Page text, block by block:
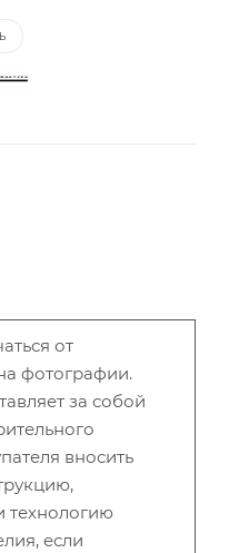
от
фотографии.
за собой
вносить
технологию
если